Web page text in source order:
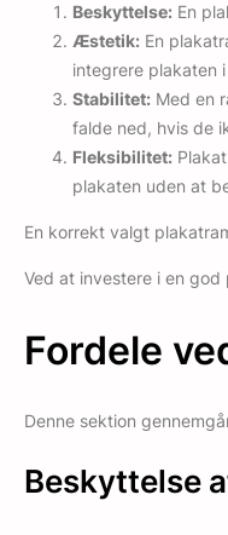
Beskyttelse: En
Æstetik: En
integrere plakaten
Stabilitet: Med en
falde ned, hvis de
Fleksibilitet:
plakaten uden at
En korrekt valgt
Ved at investere i en
Fordele
Denne sektion
Beskyttelse